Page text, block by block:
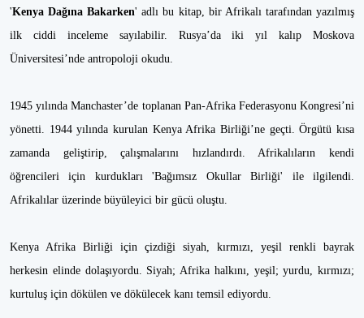
'Kenya Dağına Bakarken' adlı bu kitap, bir Afrikalı tarafından yazılmış
ilk ciddi inceleme sayılabilir. Rusya’da iki yıl kalıp Moskova
Üniversitesi’nde antropoloji okudu.
1945 yılında Manchaster’de toplanan Pan-Afrika Federasyonu Kongresi’ni
yönetti. 1944 yılında kurulan Kenya Afrika Birliği’ne geçti. Örgütü kısa
zamanda geliştirip, çalışmalarını hızlandırdı. Afrikalıların kendi
öğrencileri için kurdukları 'Bağımsız Okullar Birliği' ile ilgilendi.
Afrikalılar üzerinde büyüleyici bir gücü oluştu.
Kenya Afrika Birliği için çizdiği siyah, kırmızı, yeşil renkli bayrak
herkesin elinde dolaşıyordu. Siyah; Afrika halkını, yeşil; yurdu, kırmızı;
kurtuluş için dökülen ve dökülecek kanı temsil ediyordu.